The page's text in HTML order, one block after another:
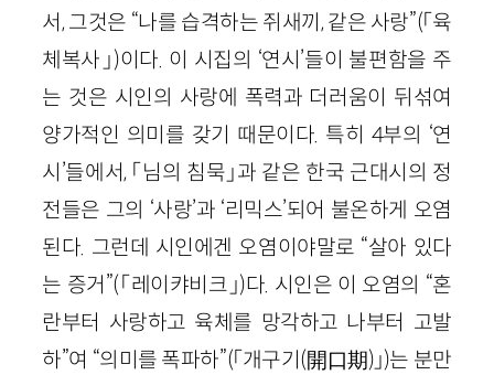
서, 그것은 “나를 습격하는 쥐새끼, 같은 사랑”(「육
체복사」)이다. 이 시집의 ‘연시’들이 불편함을 주
는 것은 시인의 사랑에 폭력과 더러움이 뒤섞여
양가적인 의미를 갖기 때문이다. 특히 4부의 ‘연
시’들에서, 「님의 침묵」과 같은 한국 근대시의 정
전들은 그의 ‘사랑’과 ‘리믹스’되어 불온하게 오염
된다. 그런데 시인에겐 오염이야말로 “살아 있다
는 증거”(「레이캬비크」)다. 시인은 이 오염의 “혼
란부터 사랑하고 육체를 망각하고 나부터 고발
하”여 “의미를 폭파하”(「개구기(開口期)」)는 분만